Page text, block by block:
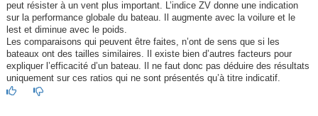
peut résister à un vent plus important. L’indice ZV donne une indication
sur la performance globale du bateau. Il augmente avec la voilure et le
lest et diminue avec le poids.
Les comparaisons qui peuvent être faites, n’ont de sens que si les
bateaux ont des tailles similaires. Il existe bien d’autres facteurs pour
expliquer l’efficacité d’un bateau. Il ne faut donc pas déduire des résultats
uniquement sur ces ratios qui ne sont présentés qu’à titre indicatif.